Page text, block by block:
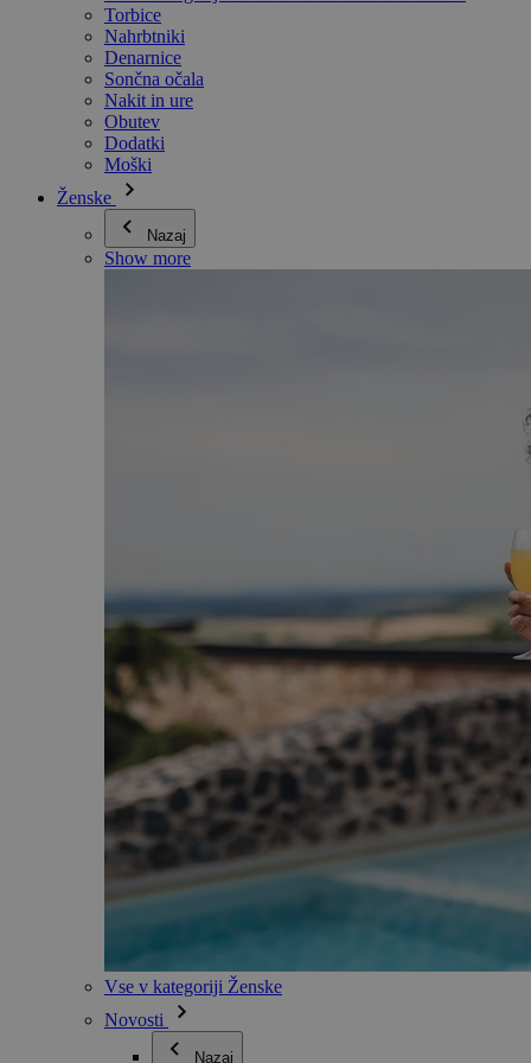
Torbice
Nahrbtniki
Denarnice
Sončna očala
Nakit in ure
Obutev
Dodatki
Moški
Ženske
Nazaj
Show more
Vse v kategoriji Ženske
Novosti
Nazaj